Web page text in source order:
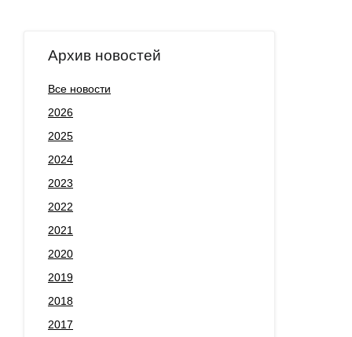
Архив новостей
Все новости
2026
2025
2024
2023
2022
2021
2020
2019
2018
2017